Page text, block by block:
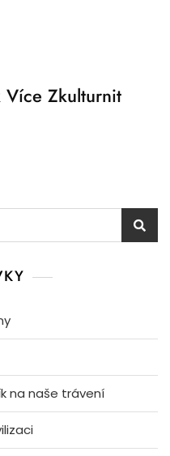
Více Zkulturnit
na naše trávení